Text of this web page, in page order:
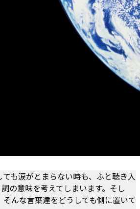
も涙がとまらない時も、ふと聴き入
の意味を考えてしまいます。そし
そんな言葉達をどうしても側に置いて